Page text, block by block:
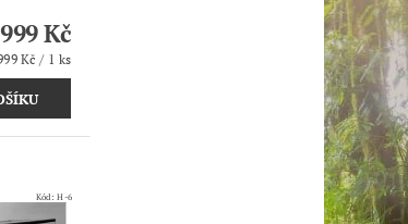
Kč
Kč / 1 ks
Kód:H-6